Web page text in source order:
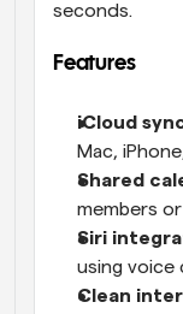
seconds.
Features
iCloud
Mac,
Shared
members
Siri
using voice
Clean